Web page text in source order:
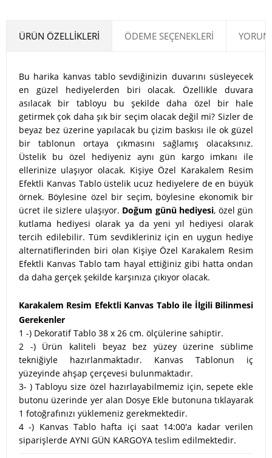
ÜRÜN ÖZELLIKLERI ÖDEME SEÇENEKLERI
Bu harika kanvas tablo sevdiğinizin duvarını süsleyecek
en güzel hediyelerden biri olacak. Özellikle duvara
asılacak bir tabloyu bu şekilde daha özel bir hale
getirmek çok daha şık bir seçim olacak değil mi? Sizler de
beyaz bez üzerine yapılacak bu çizim baskısı ile ok güzel
bir tablonun ortaya çıkmasını sağlamış olacaksınız.
Üstelik bu özel hediyeniz aynı gün kargo imkanı ile
ellerinize ulaşıyor olacak. Kişiye Özel Karakalem Resim
Efektli Kanvas Tablo üstelik ucuz hediyelere de en büyük
örnek. Böylesine özel bir seçim, böylesine ekonomik bir
ücret ile sizlere ulaşıyor. Doğum günü hediyesi, özel gün
kutlama hediyesi olarak ya da yeni yıl hediyesi olarak
tercih edilebilir. Tüm sevdikleriniz için en uygun hediye
alternatiflerinden biri olan Kişiye Özel Karakalem Resim
Efektli Kanvas Tablo tam hayal ettiğiniz gibi hatta ondan
da daha gerçek şekilde karşınıza çıkıyor olacak.
Karakalem Resim Efektli Kanvas Tablo ile İlgili Bilinmesi
Gerekenler
1 -) Dekoratif Tablo 38 x 26 cm. ölçülerine sahiptir.
2 -) Ürün kaliteli beyaz bez yüzey üzerine süblime
tekniğiyle hazırlanmaktadır. Kanvas Tablonun iç
yüzeyinde ahşap çerçevesi bulunmaktadır.
3- ) Tabloyu size özel hazırlayabilmemiz için, sepete ekle
butonu üzerinde yer alan Dosye Ekle butonuna tıklayarak
1 fotoğrafınızı yüklemeniz gerekmektedir.
4 -) Kanvas Tablo hafta içi saat 14:00'a kadar verilen
siparişlerde AYNI GÜN KARGOYA teslim edilmektedir.